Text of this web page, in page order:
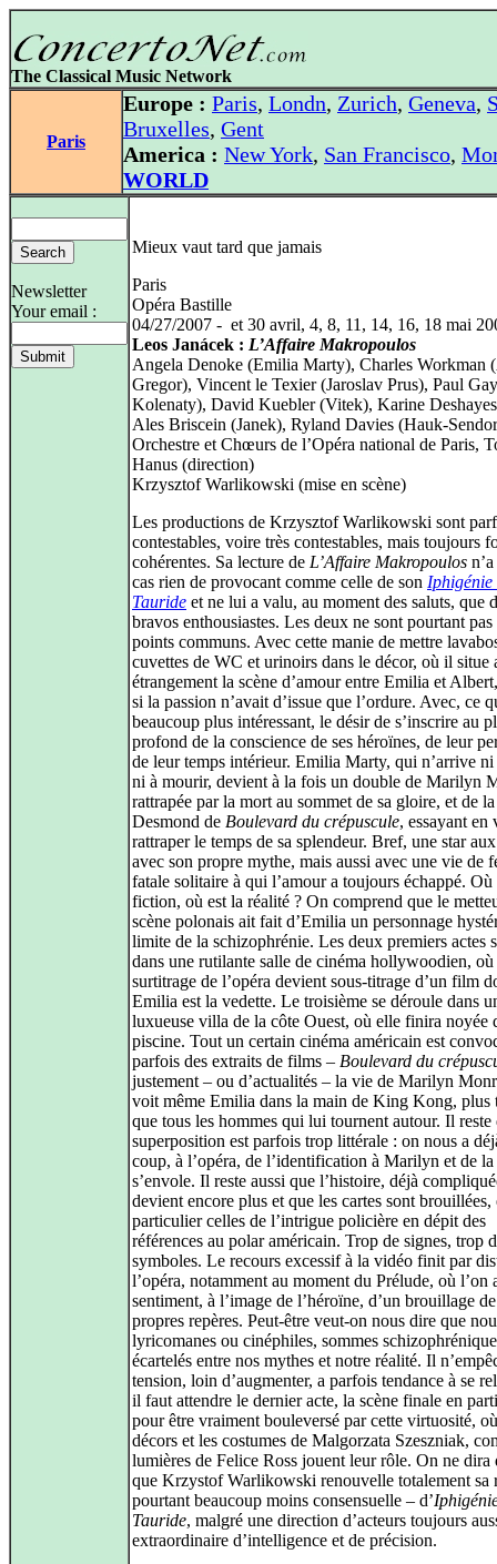
The Classical Music Network
Paris
Europe : Paris, Londn, Zurich, Geneva,
Bruxelles, Gent
America : New York, San Francisco,
WORLD
Newsletter
Your email :
Mieux vaut tard que jamais
Paris
Opéra Bastille
04/27/2007 - et 30 avril, 4, 8, 11, 14, 16, 18 mai
Leos Janácek : L’Affaire Makropoulos
Angela Denoke (Emilia Marty), Charles Workman
Gregor), Vincent le Texier (Jaroslav Prus), Paul
Kolenaty), David Kuebler (Vitek), Karine
Ales Briscein (Janek), Ryland Davies (Hauk-
Orchestre et Chœurs de l’Opéra national de Paris,
Hanus (direction)
Krzysztof Warlikowski (mise en scène)
Les productions de Krzysztof Warlikowski sont
contestables, voire très contestables, mais toujours
cohérentes. Sa lecture de L’Affaire Makropoulos
cas rien de provocant comme celle de son Iphigénie
Tauride et ne lui a valu, au moment des saluts, que
bravos enthousiastes. Les deux ne sont pourtant pas
points communs. Avec cette manie de mettre
cuvettes de WC et urinoirs dans le décor, où il situe
étrangement la scène d’amour entre Emilia et
si la passion n’avait d’issue que l’ordure. Avec, ce
beaucoup plus intéressant, le désir de s’inscrire au
profond de la conscience de ses héroïnes, de leur
de leur temps intérieur. Emilia Marty, qui n’arrive
ni à mourir, devient à la fois un double de Marilyn
rattrapée par la mort au sommet de sa gloire, et de
Desmond de Boulevard du crépuscule, essayant en
rattraper le temps de sa splendeur. Bref, une star
avec son propre mythe, mais aussi avec une vie de
fatale solitaire à qui l’amour a toujours échappé. Où
fiction, où est la réalité ? On comprend que le
scène polonais ait fait d’Emilia un personnage
limite de la schizophrénie. Les deux premiers actes
dans une rutilante salle de cinéma hollywoodien, où
surtitrage de l’opéra devient sous-titrage d’un film
Emilia est la vedette. Le troisième se déroule dans
luxueuse villa de la côte Ouest, où elle finira noyée
piscine. Tout un certain cinéma américain est
parfois des extraits de films – Boulevard du
justement – ou d’actualités – la vie de Marilyn
voit même Emilia dans la main de King Kong, plus
que tous les hommes qui lui tournent autour. Il reste
superposition est parfois trop littérale : on nous a
coup, à l’opéra, de l’identification à Marilyn et de
s’envole. Il reste aussi que l’histoire, déjà
devient encore plus et que les cartes sont brouillées,
particulier celles de l’intrigue policière en dépit des
références au polar américain. Trop de signes, trop
symboles. Le recours excessif à la vidéo finit par
l’opéra, notamment au moment du Prélude, où l’on
sentiment, à l’image de l’héroïne, d’un brouillage de
propres repères. Peut-être veut-on nous dire que
lyricomanes ou cinéphiles, sommes
écartelés entre nos mythes et notre réalité. Il
tension, loin d’augmenter, a parfois tendance à se
il faut attendre le dernier acte, la scène finale en
pour être vraiment bouleversé par cette virtuosité,
décors et les costumes de Malgorzata Szeszniak,
lumières de Felice Ross jouent leur rôle. On ne dira
que Krzystof Warlikowski renouvelle totalement sa
pourtant beaucoup moins consensuelle – d’
Tauride, malgré une direction d’acteurs toujours
extraordinaire d’intelligence et de précision.